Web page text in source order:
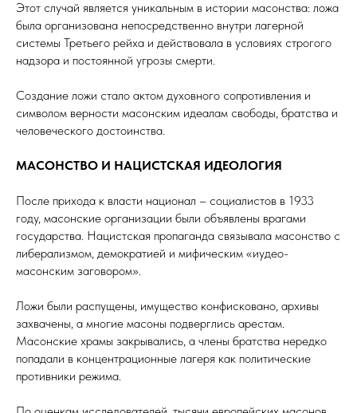
Этот случай является уникальным в истории масонства: ложа
была организована непосредственно внутри лагерной
системы Третьего рейха и действовала в условиях строгого
надзора и постоянной угрозы смерти.
Создание ложи стало актом духовного сопротивления и
символом верности масонским идеалам свободы, братства и
человеческого достоинства.
МАСОНСТВО И НАЦИСТСКАЯ ИДЕОЛОГИЯ
После прихода к власти национал – социалистов в 1933
году, масонские организации были объявлены врагами
государства. Нацистская пропаганда связывала масонство с
либерализмом, демократией и мифическим «иудео-
масонским заговором».
Ложи были распущены, имущество конфисковано, архивы
захвачены, а многие масоны подверглись арестам.
Масонские храмы закрывались, а члены братства нередко
попадали в концентрационные лагеря как политические
противники режима.